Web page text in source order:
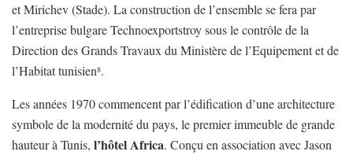
et Mirichev (Stade). La construction de l’ensemble se fera par
l’entreprise bulgare Technoexportstroy sous le contrôle de la
Direction des Grands Travaux du Ministère de l’Equipement et de
l’Habitat tunisien8.
Les années 1970 commencent par l’édification d’une architecture
symbole de la modernité du pays, le premier immeuble de grande
hauteur à Tunis, l’hôtel Africa. Conçu en association avec Jason